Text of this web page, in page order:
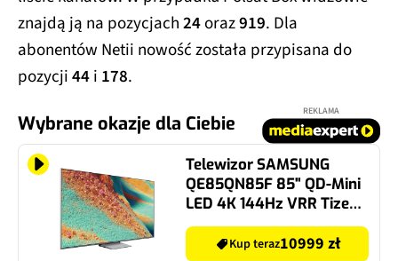
znajdą ją na pozycjach24oraz919. Dla
abonentów Netii nowość została przypisana do
pozycji44i 178.
Wybrane okazje dla Ciebie
REKLAMA
Telewizor SAMSUNG
QE85QN85F 85" QD-Mini
LED 4K 144Hz VRR Tizen
TV Dolby Atmos HDMI 2.1
Kup teraz10999 zł